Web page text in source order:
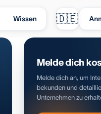
Wissen 🇩🇪
Melde dich
Melde dich an, um
bekunden und
Unternehmen zu